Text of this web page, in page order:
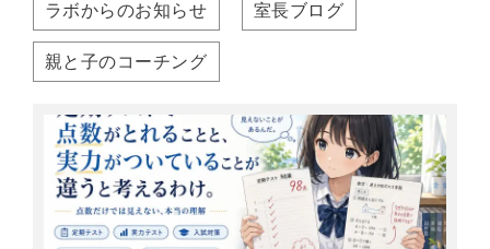
ラボからのお知らせ 室長ブログ
親と子のコーチング